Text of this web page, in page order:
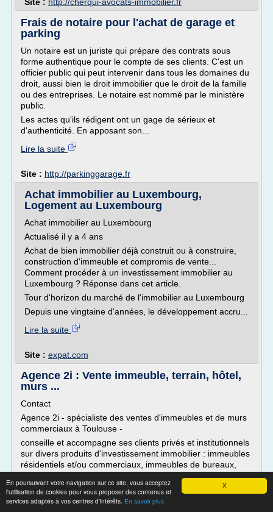
X
En poursuivant votre navigation sur ce site, vous acceptez
l'utilisation de cookies pour vous proposer des contenus et
services adaptés à vos centres d'intérêts. En savoir plus
Frais de notaire pour l'achat de garage et
parking
Un notaire est un juriste qui prépare des contrats sous
forme authentique pour le compte de ses clients. C'est un
officier public qui peut intervenir dans tous les domaines du
droit, aussi bien le droit immobilier que le droit de la famille
ou des entreprises. Le notaire est nommé par le ministère
public.
Les actes qu'ils rédigent ont un gage de sérieux et
d'authenticité. En apposant son...
Lire la suite
Site : http://parkinggarage.fr
Achat immobilier au Luxembourg,
Logement au Luxembourg
Achat immobilier au Luxembourg
Actualisé il y a 4 ans
Achat de bien immobilier déjà construit ou à construire,
construction d'immeuble et compromis de vente...
Comment procéder à un investissement immobilier au
Luxembourg ? Réponse dans cet article.
Tour d'horizon du marché de l'immobilier au Luxembourg
Depuis une vingtaine d'années, le développement accru...
Lire la suite
Site : expat.com
Agence 2i : Vente immeuble, terrain, hôtel,
murs ...
Contact
Agence 2i - spécialiste des ventes d'immeubles et de murs
commerciaux à Toulouse -
conseille et accompagne ses clients privés et institutionnels
sur divers produits d'investissement immobilier : immeubles
résidentiels et/ou commerciaux, immeubles de bureaux,
d'hôtel.
Agence 2i - spécialiste des ventes d'immeubles et de